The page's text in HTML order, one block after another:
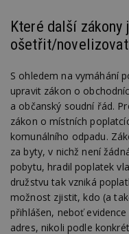
Které další zákony
ošetřit/
S ohledem na vymáhání
upravit zákon o
a občanský soudní řád.
zákon o místních
komunálního odpadu.
za byty, v nichž není
pobytu, hradil poplatek
družstvu tak vzniká
možnost zjistit, kdo (a
přihlášen, neboť
adres, nikoli podle